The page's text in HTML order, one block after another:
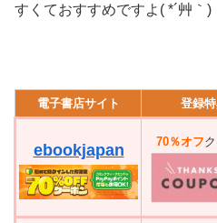
すくておすすめですよ( *´艸｀)
電子書店サイト 登録
ebookjapan 70％オフ